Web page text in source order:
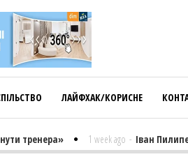
ЛАЙФХАК/КОРИСНЕ
тренера» 1 week ago - Іван